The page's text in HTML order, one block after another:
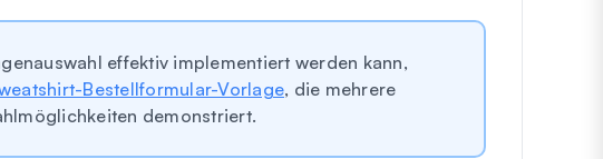
effektiv implementiert werden kann,
Bestellformular-Vorlage, die mehrere
demonstriert.